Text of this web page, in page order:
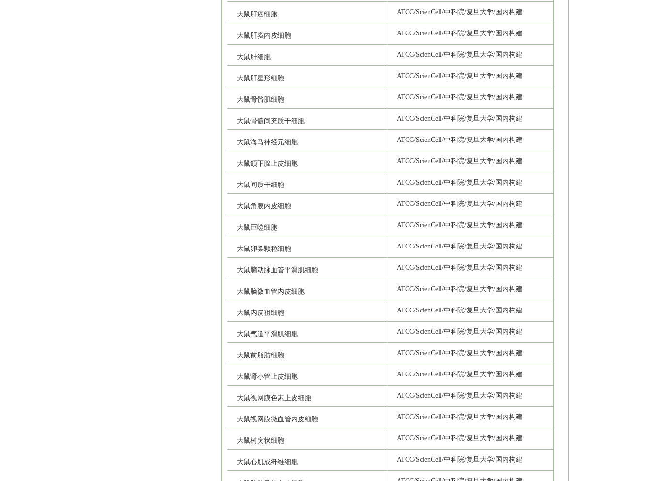
大鼠肝癌细胞 ATCC/ScienCell/中科院/复旦大学/国内构建
大鼠肝窦内皮细胞 ATCC/ScienCell/中科院/复旦大学/国内构建
大鼠肝细胞 ATCC/ScienCell/中科院/复旦大学/国内构建
大鼠肝星形细胞 ATCC/ScienCell/中科院/复旦大学/国内构建
大鼠骨骼肌细胞 ATCC/ScienCell/中科院/复旦大学/国内构建
大鼠骨髓间充质干细胞 ATCC/ScienCell/中科院/复旦大学/国内构建
大鼠海马神经元细胞 ATCC/ScienCell/中科院/复旦大学/国内构建
大鼠颌下腺上皮细胞 ATCC/ScienCell/中科院/复旦大学/国内构建
大鼠间质干细胞 ATCC/ScienCell/中科院/复旦大学/国内构建
大鼠角膜内皮细胞 ATCC/ScienCell/中科院/复旦大学/国内构建
大鼠巨噬细胞 ATCC/ScienCell/中科院/复旦大学/国内构建
大鼠卵巢颗粒细胞 ATCC/ScienCell/中科院/复旦大学/国内构建
大鼠脑动脉血管平滑肌细胞 ATCC/ScienCell/中科院/复旦大学/国内构建
大鼠脑微血管内皮细胞 ATCC/ScienCell/中科院/复旦大学/国内构建
大鼠内皮祖细胞 ATCC/ScienCell/中科院/复旦大学/国内构建
大鼠气道平滑肌细胞 ATCC/ScienCell/中科院/复旦大学/国内构建
大鼠前脂肪细胞 ATCC/ScienCell/中科院/复旦大学/国内构建
大鼠肾小管上皮细胞 ATCC/ScienCell/中科院/复旦大学/国内构建
大鼠视网膜色素上皮细胞 ATCC/ScienCell/中科院/复旦大学/国内构建
大鼠视网膜微血管内皮细胞 ATCC/ScienCell/中科院/复旦大学/国内构建
大鼠树突状细胞 ATCC/ScienCell/中科院/复旦大学/国内构建
大鼠心肌成纤维细胞 ATCC/ScienCell/中科院/复旦大学/国内构建